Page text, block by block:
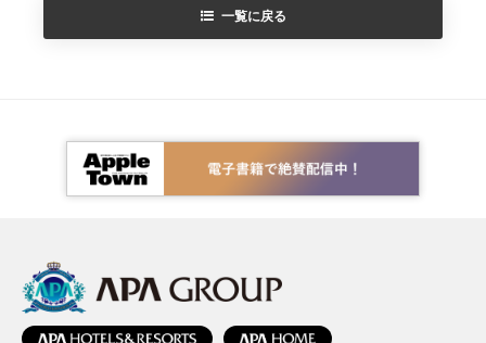
一覧に戻る